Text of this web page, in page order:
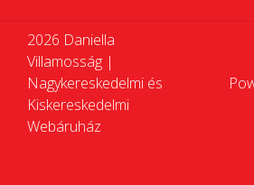
2026 Daniella
Villamosság |
Nagykereskedelmi és
Kiskereskedelmi
Webáruház